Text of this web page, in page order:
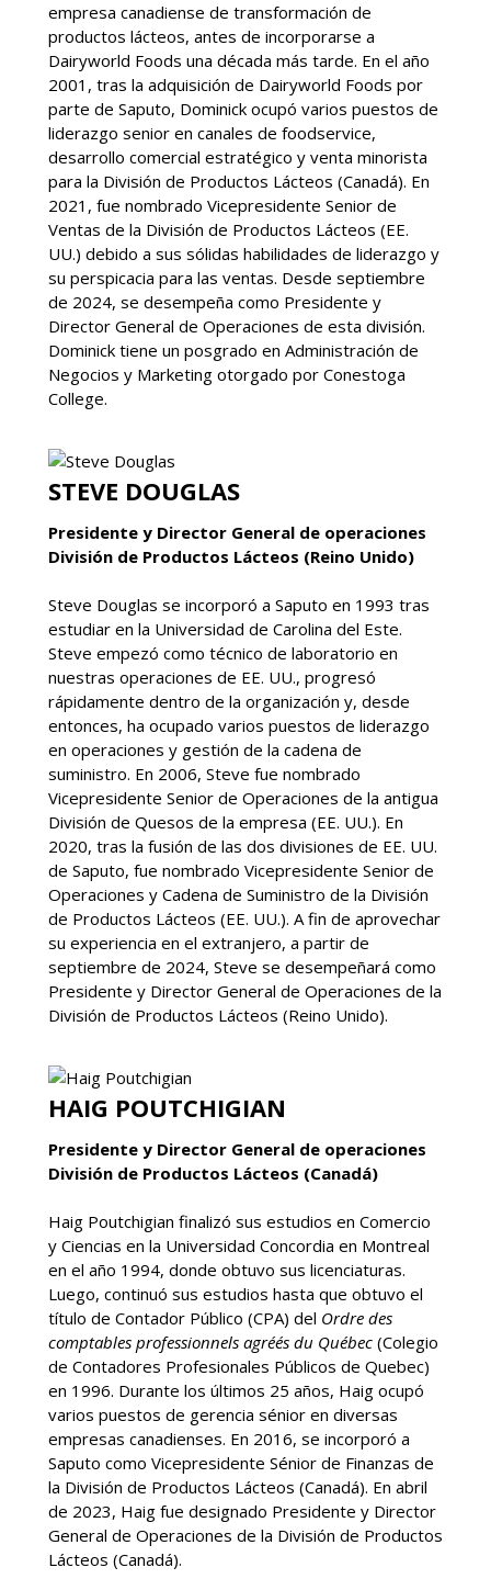
empresa canadiense de transformación de
productos lácteos, antes de incorporarse a
Dairyworld Foods una década más tarde. En el año
2001, tras la adquisición de Dairyworld Foods por
parte de Saputo, Dominick ocupó varios puestos de
liderazgo senior en canales de foodservice,
desarrollo comercial estratégico y venta minorista
para la División de Productos Lácteos (Canadá). En
2021, fue nombrado Vicepresidente Senior de
Ventas de la División de Productos Lácteos (EE.
UU.) debido a sus sólidas habilidades de liderazgo y
su perspicacia para las ventas. Desde septiembre
de 2024, se desempeña como Presidente y
Director General de Operaciones de esta división.
Dominick tiene un posgrado en Administración de
Negocios y Marketing otorgado por Conestoga
College.
STEVE DOUGLAS
Presidente y Director General de operaciones
División de Productos Lácteos (Reino Unido)
Steve Douglas se incorporó a Saputo en 1993 tras
estudiar en la Universidad de Carolina del Este.
Steve empezó como técnico de laboratorio en
nuestras operaciones de EE. UU., progresó
rápidamente dentro de la organización y, desde
entonces, ha ocupado varios puestos de liderazgo
en operaciones y gestión de la cadena de
suministro. En 2006, Steve fue nombrado
Vicepresidente Senior de Operaciones de la antigua
División de Quesos de la empresa (EE. UU.). En
2020, tras la fusión de las dos divisiones de EE. UU.
de Saputo, fue nombrado Vicepresidente Senior de
Operaciones y Cadena de Suministro de la División
de Productos Lácteos (EE. UU.). A fin de aprovechar
su experiencia en el extranjero, a partir de
septiembre de 2024, Steve se desempeñará como
Presidente y Director General de Operaciones de la
División de Productos Lácteos (Reino Unido).
HAIG POUTCHIGIAN
Presidente y Director General de operaciones
División de Productos Lácteos (Canadá)
Haig Poutchigian finalizó sus estudios en Comercio
y Ciencias en la Universidad Concordia en Montreal
en el año 1994, donde obtuvo sus licenciaturas.
Luego, continuó sus estudios hasta que obtuvo el
título de Contador Público (CPA) del Ordre des
comptables professionnels agréés du Québec (Colegio
de Contadores Profesionales Públicos de Quebec)
en 1996. Durante los últimos 25 años, Haig ocupó
varios puestos de gerencia sénior en diversas
empresas canadienses. En 2016, se incorporó a
Saputo como Vicepresidente Sénior de Finanzas de
la División de Productos Lácteos (Canadá). En abril
de 2023, Haig fue designado Presidente y Director
General de Operaciones de la División de Productos
Lácteos (Canadá).